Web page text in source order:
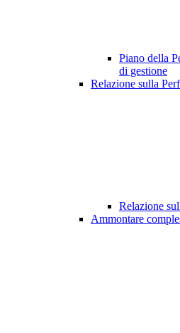
Piano della
di gestione
Relazione sulla
Relazione
Ammontare